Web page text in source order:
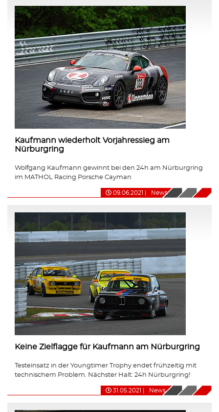
Kaufmann wiederholt Vorjahressieg am
Nürburgring
Wolfgang Kaufmann gewinnt bei den 24h am Nürburgring
im MATHOL Racing Porsche Cayman
09.06.2021 News
Keine Zielflagge für Kaufmann am Nürburgring
Testeinsatz in der Youngtimer Trophy endet frühzeitig mit
technischem Problem. Nächster Halt: 24h Nürburgring!
31.05.2021 News